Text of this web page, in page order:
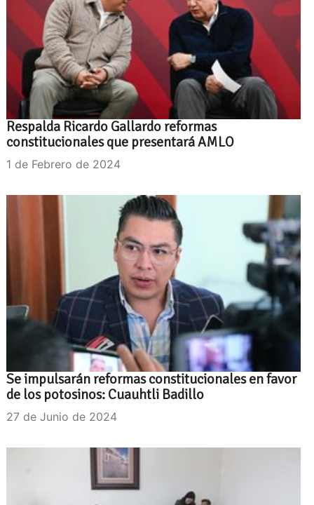
Respalda Ricardo Gallardo reformas
constitucionales que presentará AMLO
1 de Febrero de 2024
Se impulsarán reformas constitucionales en favor
de los potosinos: Cuauhtli Badillo
27 de Junio de 2024